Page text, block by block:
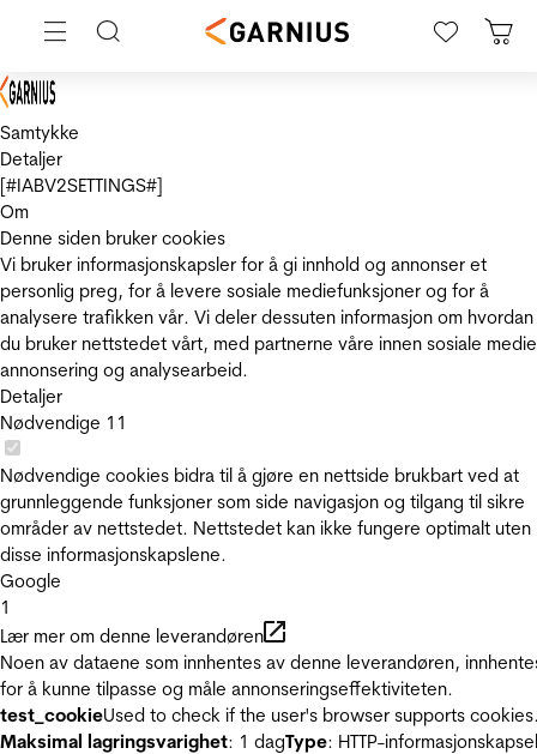
Samtykke
Detaljer
[#IABV2SETTINGS#]
Om
Denne siden bruker cookies
Vi bruker informasjonskapsler for å gi innhold og annonser et
personlig preg, for å levere sosiale mediefunksjoner og for å
analysere trafikken vår. Vi deler dessuten informasjon om hvordan
du bruker nettstedet vårt, med partnerne våre innen sosiale
annonsering og analysearbeid.
Detaljer
Nødvendige 11
Nødvendige cookies bidra til å gjøre en nettside brukbart ved at
grunnleggende funksjoner som side navigasjon og tilgang til sikre
områder av nettstedet. Nettstedet kan ikke fungere optimalt uten
disse informasjonskapslene.
Google
1
Lær mer om denne leverandøren
Noen av dataene som innhentes av denne leverandøren,
for å kunne tilpasse og måle annonseringseffektiviteten.
test_cookieUsed to check if the user's browser supports
Maksimal lagringsvarighet: 1 dagType: HTTP-informasjonskapsel